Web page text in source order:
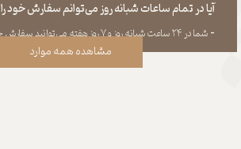
آیا در تمام ساعات شبانه روز می‌توانم سفارش خود
​​​​​​​​​​​​​​- شما در ۲۴ ساعت شبانه روز و ۷ روز هفته می‌‏توانید سفارش خود را ثبت کنید.
مشاهده همه موارد